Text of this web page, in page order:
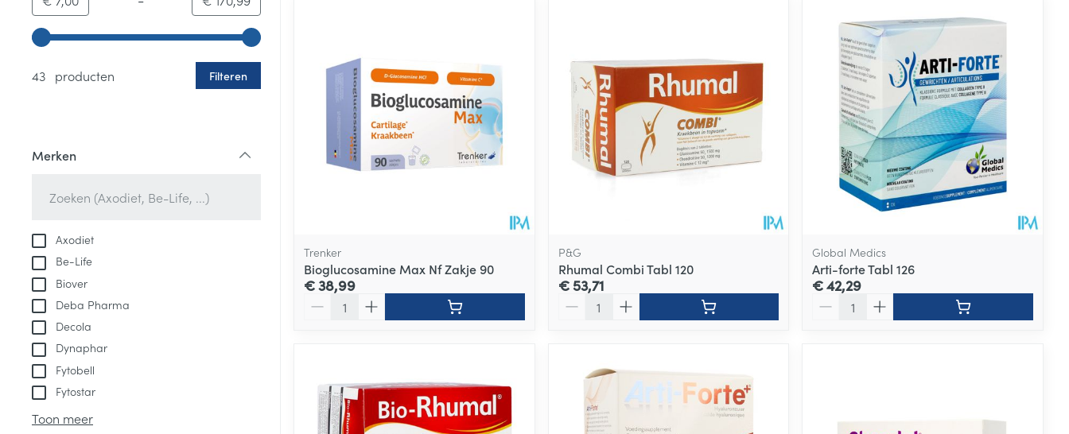
Gebruik de pijltjestoetsen links en rechts om de minimale en maximale prijswaarden aan te passen.
43 producten
Filteren
Merken
Axodiet
Be-Life
Biover
Deba Pharma
Decola
Dynaphar
Fytobell
Fytostar
Toon meer
Trenker
Bioglucosamine Max Nf Zakje 90
€ 38,99
P&G
Rhumal Combi Tabl 120
€ 53,71
Global Medics
Arti-forte Tabl 126
€ 42,29